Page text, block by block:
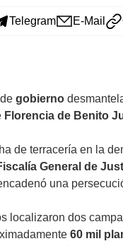
Telegram E-Mail
gobierno
Florencia de Benito
de terracería en la
General de
una
localizaron dos
60 mil